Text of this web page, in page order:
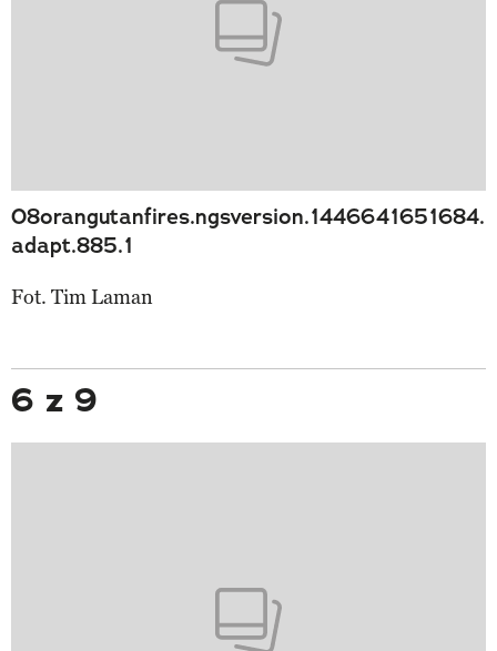
08orangutanfires.ngsversion.1446641651684.
adapt.885.1
Fot. Tim Laman
6 z 9